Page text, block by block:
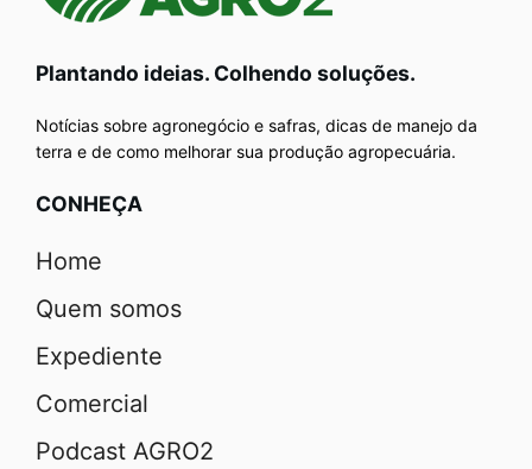
Plantando ideias. Colhendo soluções.
Notícias sobre agronegócio e safras, dicas de manejo da
terra e de como melhorar sua produção agropecuária.
CONHEÇA
Home
Quem somos
Expediente
Comercial
Podcast AGRO2